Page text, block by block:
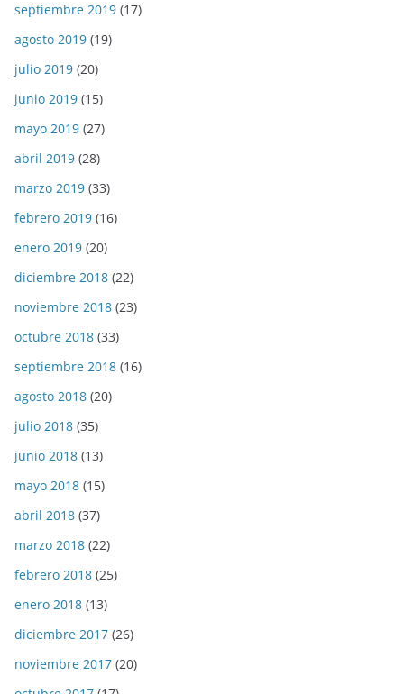
septiembre 2019 (17)
agosto 2019 (19)
julio 2019 (20)
junio 2019 (15)
mayo 2019 (27)
abril 2019 (28)
marzo 2019 (33)
febrero 2019 (16)
enero 2019 (20)
diciembre 2018 (22)
noviembre 2018 (23)
octubre 2018 (33)
septiembre 2018 (16)
agosto 2018 (20)
julio 2018 (35)
junio 2018 (13)
mayo 2018 (15)
abril 2018 (37)
marzo 2018 (22)
febrero 2018 (25)
enero 2018 (13)
diciembre 2017 (26)
noviembre 2017 (20)